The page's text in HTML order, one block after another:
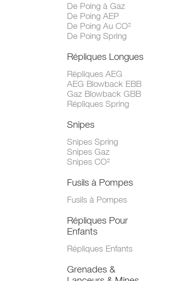
De Poing à Gaz
De Poing AEP
De Poing Au CO²
De Poing Spring
Répliques Longues
Répliques AEG
AEG Blowback EBB
Gaz Blowback GBB
Répliques Spring
Snipes
Snipes Spring
Snipes Gaz
Snipes CO²
Fusils à Pompes
Fusils à Pompes
Répliques Pour
Enfants
Répliques Enfants
Grenades &